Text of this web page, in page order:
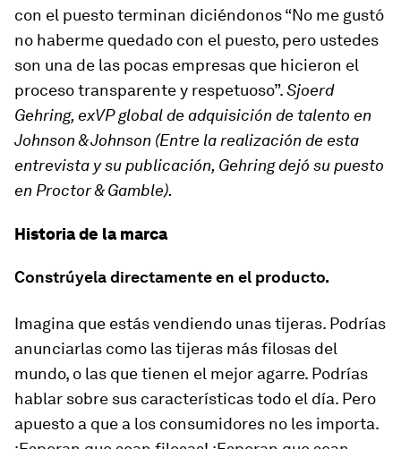
con el puesto terminan diciéndonos “No me gustó
no haberme quedado con el puesto, pero ustedes
son una de las pocas empresas que hicieron el
proceso transparente y respetuoso”.Sjoerd
Gehring, exVP global de adquisición de talento en
Johnson & Johnson (Entre la realización de esta
entrevista y su publicación, Gehring dejó su puesto
en Proctor & Gamble).
Historia de la marca
Constrúyela directamente en el producto.
Imagina que estás vendiendo unas tijeras. Podrías
anunciarlas como las tijeras más filosas del
mundo, o las que tienen el mejor agarre. Podrías
hablar sobre sus características todo el día. Pero
apuesto a que a los consumidores no les importa.